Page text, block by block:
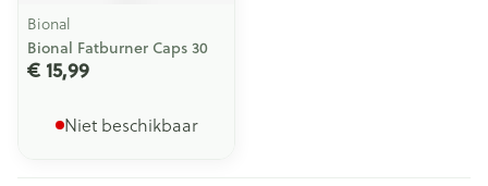
Bional
Bional Fatburner Caps 30
€ 15,99
Niet beschikbaar